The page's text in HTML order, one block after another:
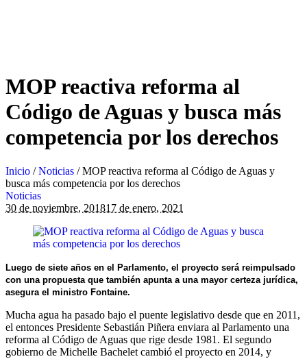
MOP reactiva reforma al
Código de Aguas y busca más
competencia por los derechos
Inicio /Noticias /MOP reactiva reforma al Código de Aguas y
busca más competencia por los derechos
Noticias
30 de noviembre, 201817 de enero, 2021
Luego de siete años en el Parlamento, el proyecto será reimpulsado
con una propuesta que también apunta a una mayor certeza jurídica,
asegura el ministro Fontaine.
Mucha agua ha pasado bajo el puente legislativo desde que en 2011,
el entonces Presidente Sebastián Piñera enviara al Parlamento una
reforma al Código de Aguas que rige desde 1981. El segundo
gobierno de Michelle Bachelet cambió el proyecto en 2014, y